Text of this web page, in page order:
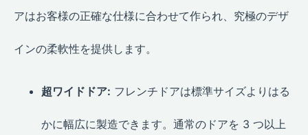
アはお客様の正確な仕様に合わせて作られ、究極のデザ
インの柔軟性を提供します。
超ワイドドア: フレンチドアは標準サイズよりはる
かに幅広に製造できます。通常のドアを 3 つ以上